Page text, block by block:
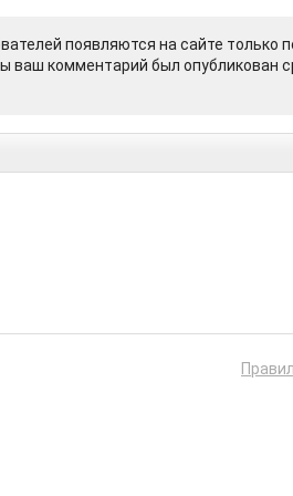
появляются на сайте только
ваш комментарий был опубликован